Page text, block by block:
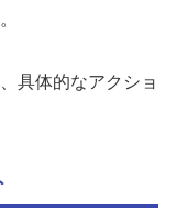
具体的なアクショ